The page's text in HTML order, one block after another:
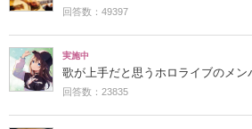
回答数：49397
実施中
歌が上手だと思うホロライブのメン
回答数：23835